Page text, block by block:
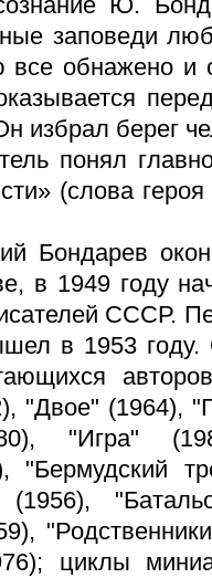
заповеди
обнажено и
избрал берег
понял
(слова
в 1949 году
СССР.
в 1953 году.
"Двое" (1964),
"Игра"
"Бермудский
циклы